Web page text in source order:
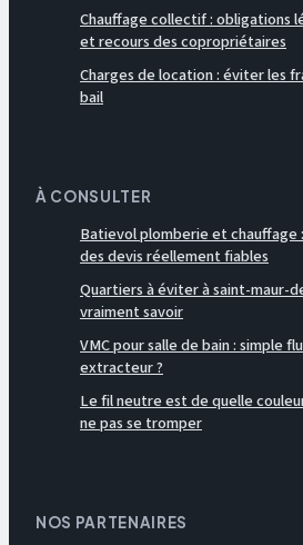
Chauffage collectif : obligations
et recours des copropriétaires
Charges de location : éviter les
bail
À CONSULTER
Batievol plomberie et
des devis réellement fiables
Quartiers à éviter à saint-maur-
vraiment savoir
VMC pour salle de bain : simple
extracteur ?
Le fil neutre est de quelle
ne pas se tromper
NOS PARTENAIRES